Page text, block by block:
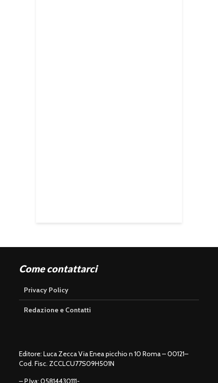
Come contattarci
Privacy Policy
Redazione e Contatti
Editore: Luca Zecca Via Enea picchio n 10 Roma – 00121–
Cod. Fisc. ZCCLCU77S09H501N
– P.Iva: 05814430111-